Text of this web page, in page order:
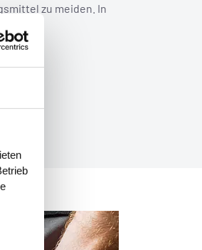
zu meiden. In